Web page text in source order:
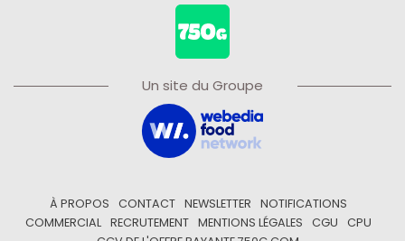
Un site du Groupe
À PROPOS CONTACT NEWSLETTER
NOTIFICATIONS
COMMERCIAL
RECRUTEMENT MENTIONS LÉGALES CGU
CPU